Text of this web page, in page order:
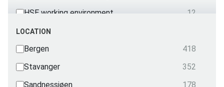
HSE working environment
12
NOG Emergency Team
Radio
3
First Aid and treatment
2
Security
2
LOCATION
Bergen
418
Stavanger
352
Sandnessjøen
178